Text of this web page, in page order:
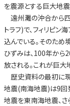
を震源とする巨大地
遠州灘の沖合から
トラフ)で、フィリピ
込んでいる。そのた
ひずみは、100年から
放される。これが巨大
歴史資料の最初に現
地震(南海地震)は9回
地震を東南海地震、